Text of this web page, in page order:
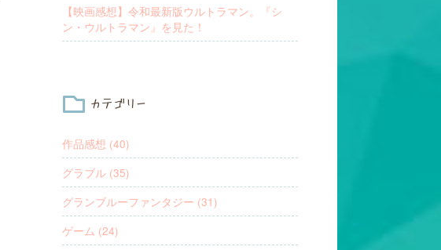
【映画感想】令和最新版ウルトラマン。『シ
ン・ウルトラマン』を見た！
カテゴリー
作品感想 (40)
グラブル (35)
グランブルーファンタジー (31)
ゲーム (24)